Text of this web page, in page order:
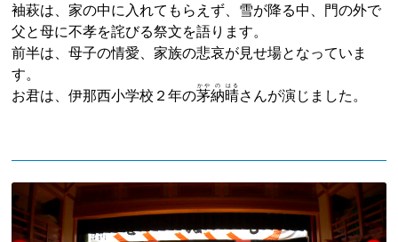
袖萩は、家の中に入れてもらえず、雪が降る中、門の外で
父と母に不孝を詫びる祭文を語ります。
前半は、母子の情愛、家族の悲哀が見せ場となっていま
す。
お君は、伊那西小学校２年の茅
かや
納
の
晴
はる
さんが演じました。